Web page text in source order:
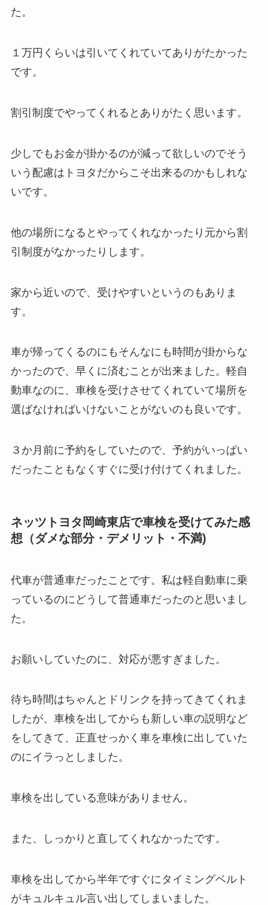
た。
１万円くらいは引いてくれていてありがたかった
です。
割引制度でやってくれるとありがたく思います。
少しでもお金が掛かるのが減って欲しいのでそう
いう配慮はトヨタだからこそ出来るのかもしれな
いです。
他の場所になるとやってくれなかったり元から割
引制度がなかったりします。
家から近いので、受けやすいというのもありま
す。
車が帰ってくるのにもそんなにも時間が掛からな
かったので、早くに済むことが出来ました。軽自
動車なのに、車検を受けさせてくれていて場所を
選ばなければいけないことがないのも良いです。
３か月前に予約をしていたので、予約がいっぱい
だったこともなくすぐに受け付けてくれました。
ネッツトヨタ岡崎東店で車検を受けてみた感
想（ダメな部分・デメリット・不満)
代車が普通車だったことです。私は軽自動車に乗
っているのにどうして普通車だったのと思いまし
た。
お願いしていたのに、対応が悪すぎました。
待ち時間はちゃんとドリンクを持ってきてくれま
したが、車検を出してからも新しい車の説明など
をしてきて、正直せっかく車を車検に出していた
のにイラっとしました。
車検を出している意味がありません。
また、しっかりと直してくれなかったです。
車検を出してから半年ですぐにタイミングベルト
がキュルキュル言い出してしまいました。